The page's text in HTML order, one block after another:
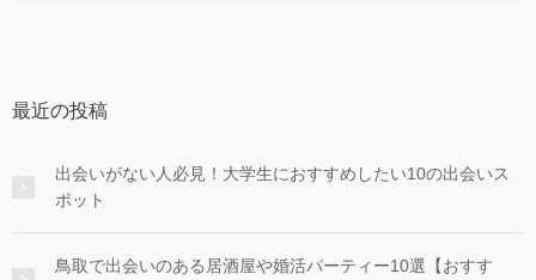
最近の投稿
出会いがない人必見！大学生におすすめしたい10の出会いス
ポット
鳥取で出会いのある居酒屋や婚活パーティー10選【おすす